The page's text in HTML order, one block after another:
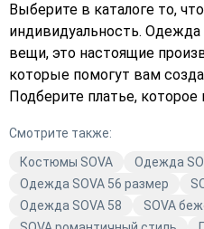
Выберите в каталоге то,
индивидуальность. Одежда SOVA — это не просто
вещи, это настоящие
которые помогут вам
Подберите платье,
Не упустите возможность
стильной и модной одеждой
доставкой уже сегодня и
неотразимой!
Смотрите также:
Костюмы SOVA
Одежда
Одежда SOVA 56 размер
Одежда SOVA 58
SOVA